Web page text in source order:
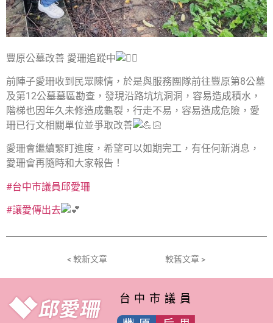
豐原公墓改善 愛珊追蹤中
前陣子愛珊收到民眾陳情，於是與服務團隊前往豐原第8公墓
及第12公墓墓區勘查，發現沿路坑坑洞洞，容易造成積水，
階梯也因年久未修造成龜裂，行走不易，容易造成危險，愛
珊已行文相關單位並爭取改善
愛珊會繼續緊盯進度，希望可以如期完工，有任何新消息，
愛珊會再隨時和大家報告！
#台中市議員邱愛珊
#讓愛傳出去
< 較新文章 較舊文章 >
台中市議員